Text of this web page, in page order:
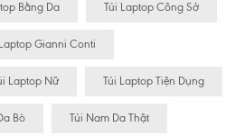
Bằng Da Túi Laptop Công Sở
Gianni Conti
Laptop Nữ Túi Laptop Tiện Dụng
Bò Túi Nam Da Thật